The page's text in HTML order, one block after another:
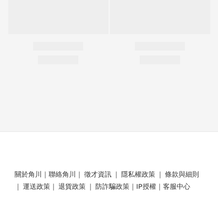
關於角川 ｜ 聯絡角川 ｜ 徵才資訊 ｜ 隱私權政策 ｜ 條款與細則
｜ 運送政策 ｜ 退貨政策 ｜ 防詐騙政策 ｜ IP授權 ｜ 客服中心